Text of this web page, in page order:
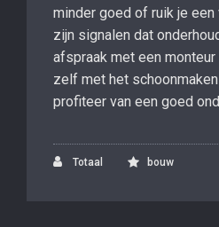
minder goed of ruik je
zijn signalen dat
afspraak met een
zelf met het
profiteer van een goed
Totaal bouw